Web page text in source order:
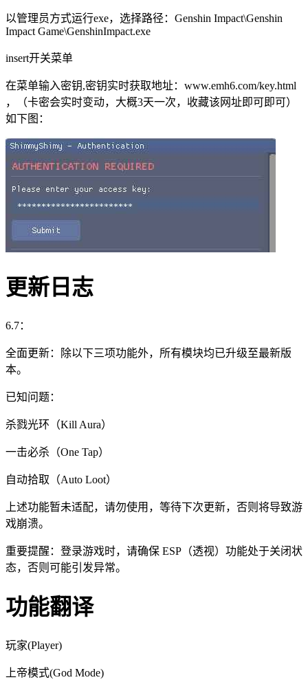
以管理员方式运行exe，选择路径：Genshin Impact\Genshin
Impact Game\GenshinImpact.exe
insert开关菜单
在菜单输入密钥,密钥实时获取地址：www.emh6.com/key.html
，（卡密会实时变动，大概3天一次，收藏该网址即可即可）
如下图：
更新日志
6.7：
全面更新：除以下三项功能外，所有模块均已升级至最新版
本。
已知问题：
杀戮光环（Kill Aura）
一击必杀（One Tap）
自动拾取（Auto Loot）
上述功能暂未适配，请勿使用，等待下次更新，否则将导致游
戏崩溃。
重要提醒：登录游戏时，请确保 ESP（透视）功能处于关闭状
态，否则可能引发异常。
功能翻译
玩家(Player)
上帝模式(God Mode)